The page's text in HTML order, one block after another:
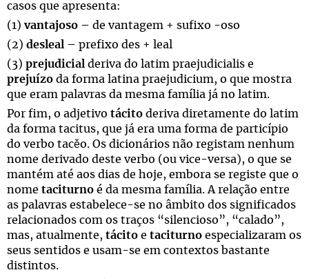
casos que apresenta:
(1) vantajoso – de vantagem + sufixo -oso
(2) desleal
– prefixo des + leal
(3) prejudicial deriva do latim praejudicialis e
prejuízo da forma latina praejudicium, o que mostra
que eram palavras da mesma família já no latim.
Por fim, o adjetivo tácito deriva diretamente do latim
da forma tacitus, que já era uma forma de particípio
do verbo tacěo. Os dicionários não registam nenhum
nome derivado deste verbo (ou vice-versa), o que se
mantém até aos dias de hoje, embora se registe que o
nome taciturno é da mesma família. A relação entre
as palavras estabelece-se no âmbito dos significados
relacionados com os traços “silencioso”, “calado”,
mas, atualmente, tácito e taciturno especializaram os
seus sentidos e usam-se em contextos bastante
distintos.